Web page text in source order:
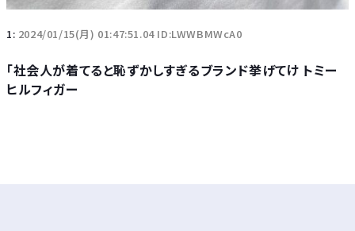
1: 2024/01/15(月) 01:47:51.04 ID:LWWBMWcA0
「社会人が着てると恥ずかしすぎるブランド挙げてけ トミー
ヒルフィガー